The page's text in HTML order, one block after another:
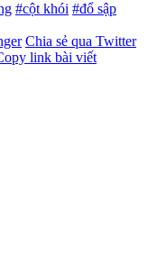
#cột khói #đổ sập
Chia sẻ qua Twitter
link bài viết